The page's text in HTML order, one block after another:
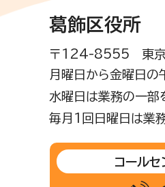
葛飾区役所
〒124-8555 東
月曜日から金曜日
水曜日は業務の一部
毎月1回日曜日は業
コールセ